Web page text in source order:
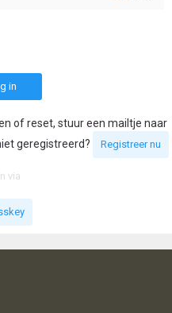
in
of reset, stuur een mailtje naar
geregistreerd?
Registreer nu
via